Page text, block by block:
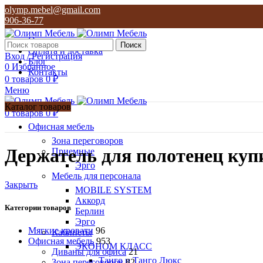
olymp.mebel@gmail.com
906-36-77
О нас
Оплата и доставка
Блог
Контакты
Поиск
Вход / Регистрация
0 Избранное
0 товаров 0₽
Меню
0товаров 0₽
Каталог товаров
Офисная мебель
Зона переговоров
Приемные
Эрго
Мебель для персонала
MOBILE SYSTEM
Аккорд
Берлин
Эрго
Кабинеты
ЭКОНОМ КЛАСС
Танго и Танго Люкс
Держатель для полотенец
Закрыть
Категории товаров
Мягкие кровати 96
Офисная мебель 953
Диваны для офиса 21